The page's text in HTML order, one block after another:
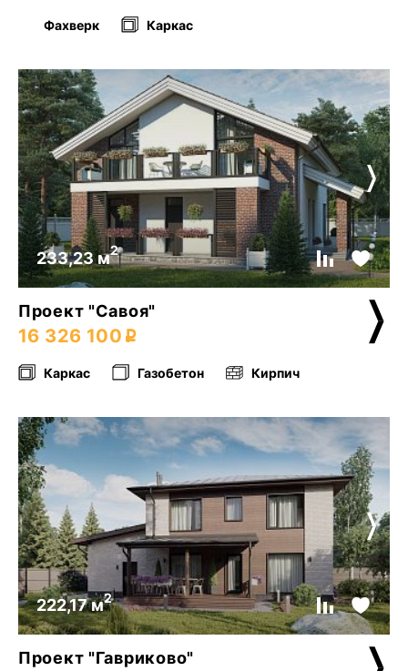
Фахверк Каркас
233,23 м2
Проект "Савоя"
16 326 100
Каркас Газобетон Кирпич
222,17 м2
Проект "Гавриково"